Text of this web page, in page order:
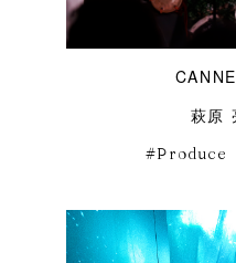
萩原
Produce